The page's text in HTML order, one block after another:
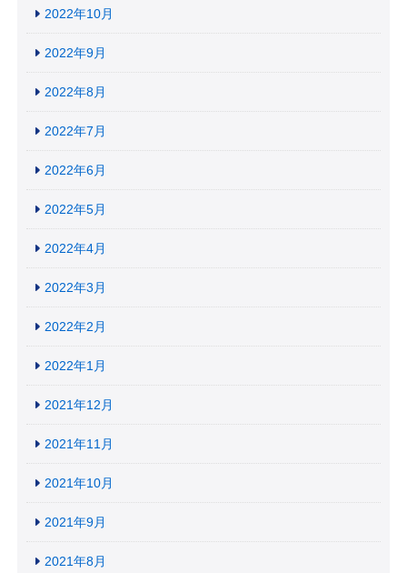
2022年10月
2022年9月
2022年8月
2022年7月
2022年6月
2022年5月
2022年4月
2022年3月
2022年2月
2022年1月
2021年12月
2021年11月
2021年10月
2021年9月
2021年8月